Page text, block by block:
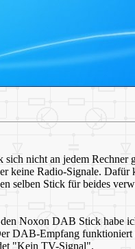
sich nicht an jedem
keine Radio-Signale.
selben Stick für beides
Noxon DAB Stick habe
DAB-Empfang
"Kein TV-Signal".